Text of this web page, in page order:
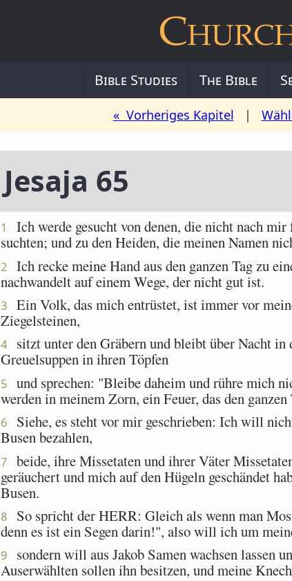
Bible Studies The Bible
« Vorheriges Kapitel |
Jesaja 65
1
Ich werde gesucht von denen, die nicht nach
suchten; und zu den Heiden, die meinen Namen
2
Ich recke meine Hand aus den ganzen Tag zu
nachwandelt auf einem Wege, der nicht gut ist.
3
Ein Volk, das mich entrüstet, ist immer vor
Ziegelsteinen,
4
sitzt unter den Gräbern und bleibt über Nacht
Greuelsuppen in ihren Töpfen
5
und sprechen: "Bleibe daheim und rühre mich
werden in meinem Zorn, ein Feuer, das den ganzen
6
Siehe, es steht vor mir geschrieben: Ich will
Busen bezahlen,
7
beide, ihre Missetaten und ihrer Väter
geräuchert und mich auf den Hügeln geschändet
Busen.
8
So spricht der HERR: Gleich als wenn man
denn es ist ein Segen darin!", also will ich um
9
sondern will aus Jakob Samen wachsen lassen
Auserwählten sollen ihn besitzen, und meine